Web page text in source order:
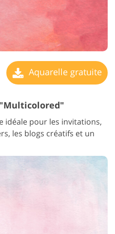
Aquarelle gratuite
idéale pour les invitations,
les blogs créatifs et un